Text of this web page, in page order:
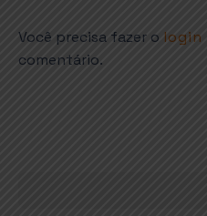
Você precisa fazer o login
comentário.